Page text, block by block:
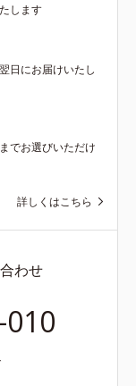
します
日にお届けいたし
でお選びいただけ
詳しくはこちら
わせ